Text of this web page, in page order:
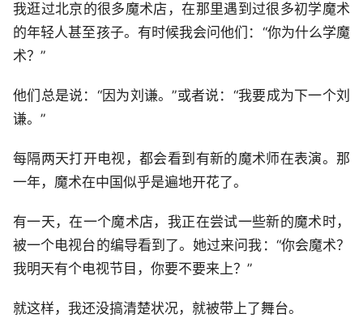
我逛过北京的很多魔术店，在那里遇到过很多初学魔术
的年轻人甚至孩子。有时候我会问他们：“你为什么学魔
术？”
他们总是说：“因为刘谦。”或者说：“我要成为下一个刘
谦。”
每隔两天打开电视，都会看到有新的魔术师在表演。那
一年，魔术在中国似乎是遍地开花了。
有一天，在一个魔术店，我正在尝试一些新的魔术时，
被一个电视台的编导看到了。她过来问我：“你会魔术？
我明天有个电视节目，你要不要来上？”
就这样，我还没搞清楚状况，就被带上了舞台。